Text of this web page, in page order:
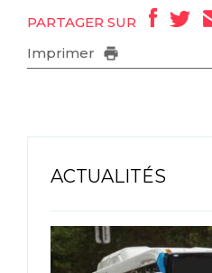
PARTAGER SUR
Imprimer
ACTUALITÉS